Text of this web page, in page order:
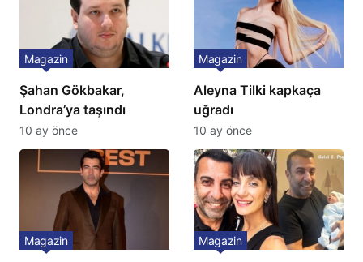
Şahan Gökbakar,
Londra’ya taşındı
Magazin
10 ay önce
Aleyna Tilki kapkaça
uğradı
Magazin
10 ay önce
Magazin Magazin